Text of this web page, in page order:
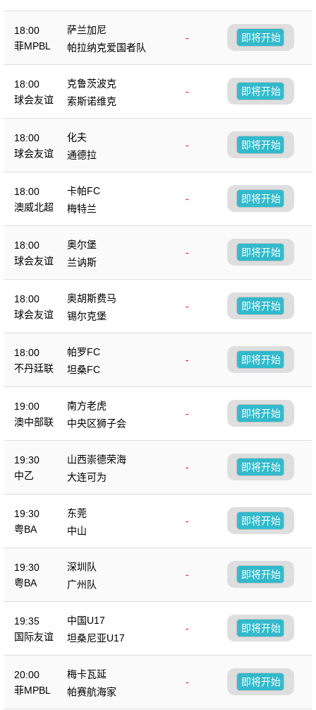
18:00
菲MPBL
萨兰加尼
-
帕拉纳克爱国者队
即将开始
18:00
球会友谊
克鲁茨波克
-
索斯诺维克
即将开始
18:00
球会友谊
化夫
-
通德拉
即将开始
18:00
澳威北超
卡帕FC
-
梅特兰
即将开始
18:00
球会友谊
奥尔堡
-
兰讷斯
即将开始
18:00
球会友谊
奥胡斯费马
-
锡尔克堡
即将开始
18:00
不丹廷联
帕罗FC
-
坦桑FC
即将开始
19:00
澳中部联
南方老虎
-
中央区狮子会
即将开始
19:30
中乙
山西崇德荣海
-
大连可为
即将开始
19:30
粤BA
东莞
-
中山
即将开始
19:30
粤BA
深圳队
-
广州队
即将开始
19:35
国际友谊
中国U17
-
坦桑尼亚U17
即将开始
20:00
菲MPBL
梅卡瓦延
-
帕赛航海家
即将开始